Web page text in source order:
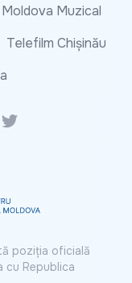
Muzical
Telefilm Chișinău
Twitter
poziția oficială
cu Republica